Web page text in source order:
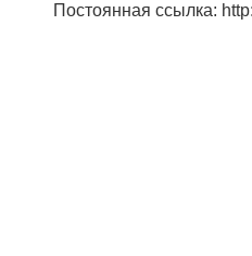
Постоянная ссылка: